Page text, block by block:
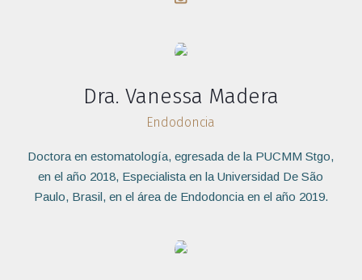
Dra. Vanessa Madera
Endodoncia
Doctora en estomatología, egresada de la PUCMM Stgo,
en el año 2018, Especialista en la Universidad De São
Paulo, Brasil, en el área de Endodoncia en el año 2019.